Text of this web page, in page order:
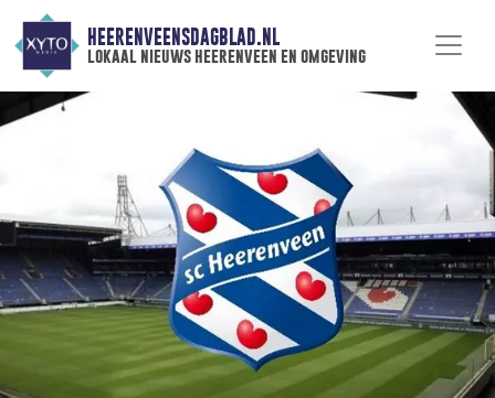
HEERENVEENSDAGBLAD.NL
lokaal nieuws heerenveen en omgeving